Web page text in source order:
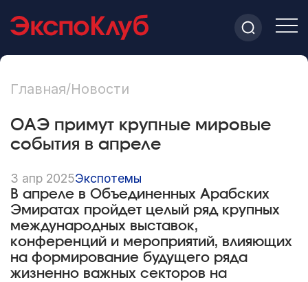
Главная/Новости
ОАЭ примут крупные мировые
события в апреле
3 апр 2025Экспотемы
В апреле в Объединенных Арабских
Эмиратах пройдет целый ряд крупных
международных выставок,
конференций и мероприятий, влияющих
на формирование будущего ряда
жизненно важных секторов на